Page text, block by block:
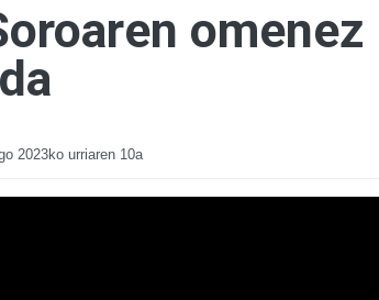
2023ko urriaren 10a